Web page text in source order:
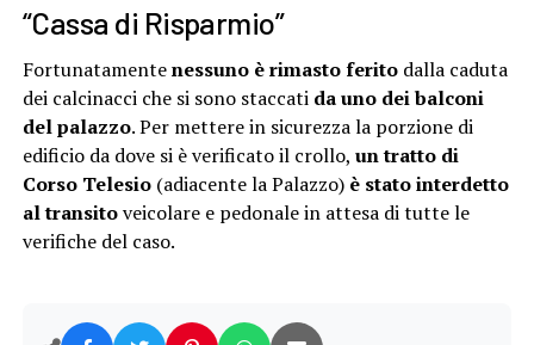
“Cassa di Risparmio”
Fortunatamentenessuno è rimasto feritodalla caduta
dei calcinacci che si sono staccatida uno dei balconi
del palazzo. Per mettere in sicurezza la porzione di
edificio da dove si è verificato il crollo, un tratto di
Corso Telesio(adiacente la Palazzo) è stato interdetto
al transitoveicolare e pedonale in attesa di tutte le
verifiche del caso.